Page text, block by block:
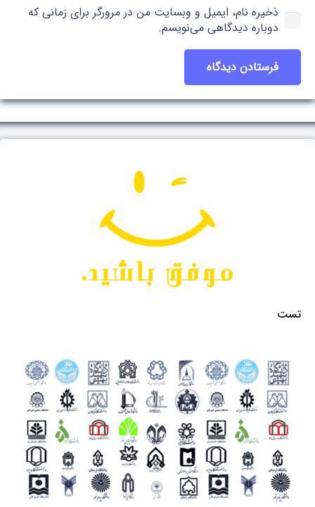
ذخیره نام، ایمیل و وبسایت من در مرورگر برای زمانی که
دوباره دیدگاهی می‌نویسم.
فرستادن دیدگاه
تست